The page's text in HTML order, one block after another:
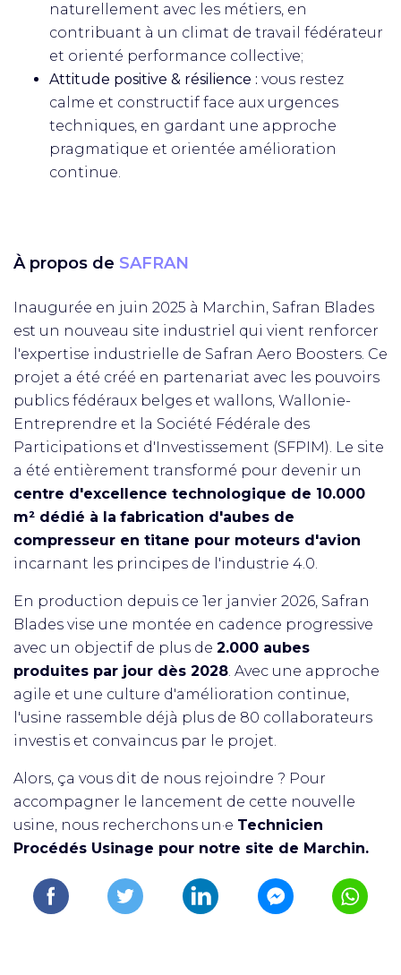
naturellement avec les métiers, en
contribuant à un climat de travail fédérateur
et orienté performance collective;
Attitude positive & résilience : vous restez
calme et constructif face aux urgences
techniques, en gardant une approche
pragmatique et orientée amélioration
continue.
À propos de SAFRAN
Inaugurée en juin 2025 à Marchin, Safran Blades
est un nouveau site industriel qui vient renforcer
l'expertise industrielle de Safran Aero Boosters. Ce
projet a été créé en partenariat avec les pouvoirs
publics fédéraux belges et wallons, Wallonie-
Entreprendre et la Société Fédérale des
Participations et d'Investissement (SFPIM). Le site
a été entièrement transformé pour devenir un
centre d'excellence technologique de 10.000
m² dédié à la fabrication d'aubes de
compresseur en titane pour moteurs d'avion
incarnant les principes de l'industrie 4.0.
En production depuis ce 1er janvier 2026, Safran
Blades vise une montée en cadence progressive
avec un objectif de plus de 2.000 aubes
produites par jour dès 2028. Avec une approche
agile et une culture d'amélioration continue,
l'usine rassemble déjà plus de 80 collaborateurs
investis et convaincus par le projet.
Alors, ça vous dit de nous rejoindre ? Pour
accompagner le lancement de cette nouvelle
usine, nous recherchons un·e Technicien
Procédés Usinage pour notre site de Marchin.